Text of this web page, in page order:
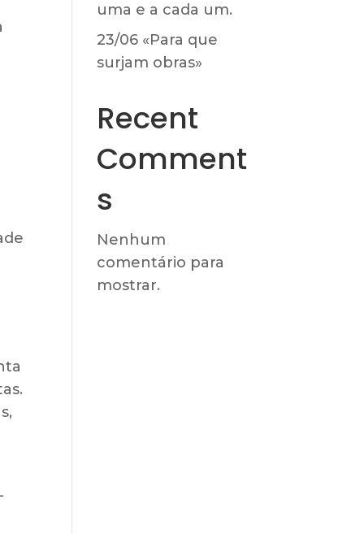
uma e a cada um.
23/06 «Para que
surjam obras»
Recent
Comment
s
Nenhum
comentário para
mostrar.